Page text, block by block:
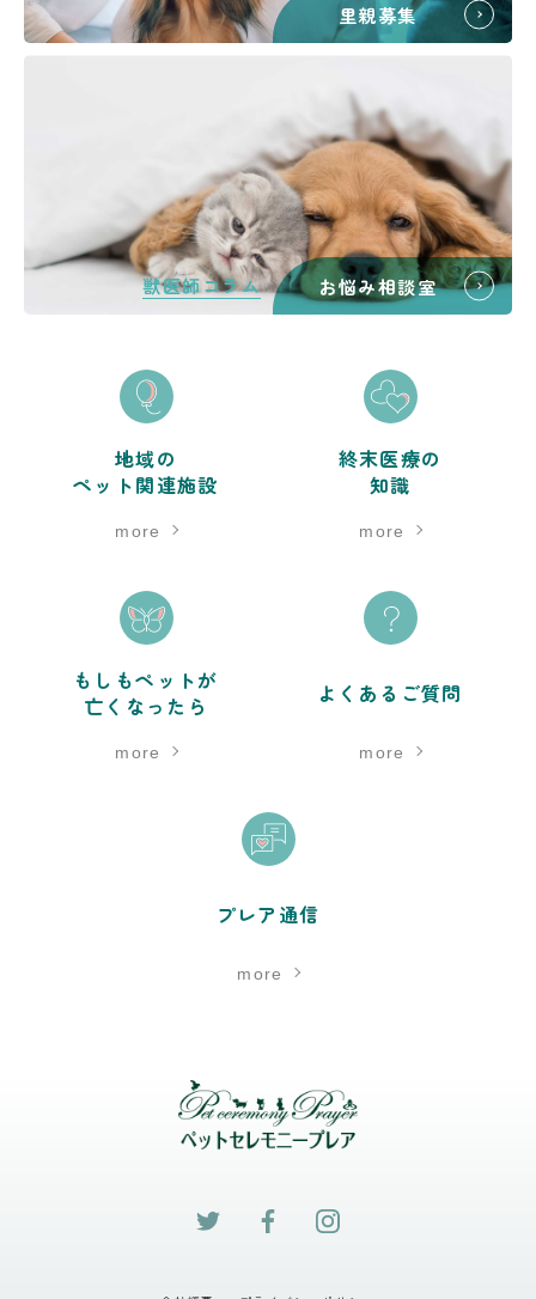
里親募集
獣医師コラム お悩み相談室
地域の
ペット関連施設
more
終末医療の
知識
more
もしもペットが
亡くなったら
more
よくあるご質問
more
プレア通信
more